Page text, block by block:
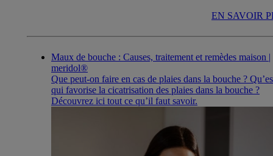
EN SAVOIR
Maux de bouche : Causes, traitement et remèdes maison |
meridol®
Que peut-on faire en cas de plaies dans la bouche ?
qui favorise la cicatrisation des plaies dans la bouche ?
Découvrez ici tout ce qu’il faut savoir.